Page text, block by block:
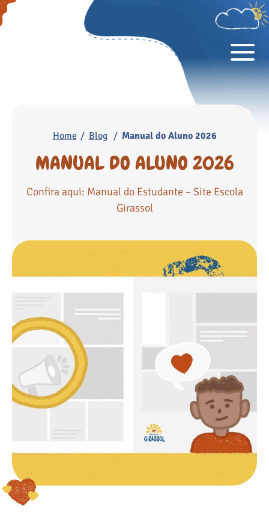
Home Blog Manual do Aluno 2026
MANUAL DO ALUNO 2026
Confira aqui: Manual do Estudante – Site Escola
Girassol